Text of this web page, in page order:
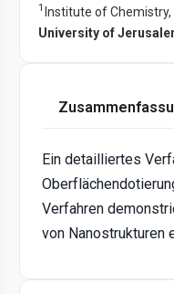
1 Institute of Chemistry,
University of
Ein detailliertes
Verfahren
von Nanostrukturen